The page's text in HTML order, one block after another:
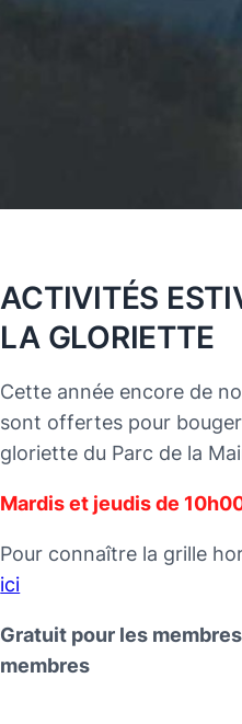
ACTIVITÉS
LA GLORIETTE
Cette année encore de
sont offertes pour
gloriette du Parc de la
Mardis et jeudis de
Pour connaître la grille
ici
Gratuit pour les
membres